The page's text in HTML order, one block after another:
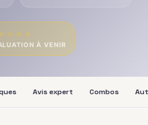
★ ★ ★
À VENIR
Avis expert Combos